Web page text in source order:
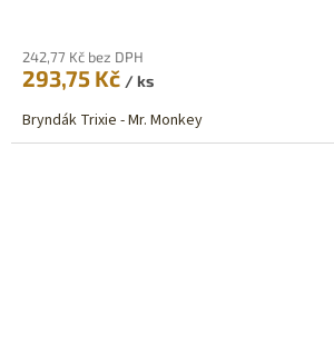
242,77 Kč bez DPH
293,75 Kč / ks
Bryndák Trixie - Mr. Monkey